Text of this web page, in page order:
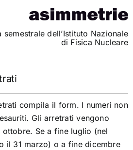
semestrale dell’Istituto Nazionale
di Fisica Nucleare
compila il form. I numeri non
Gli arretrati vengono
Se a fine luglio (nel
il 31 marzo) o a fine dicembre